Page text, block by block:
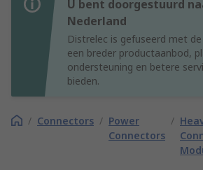
U bent doorgestuurd
Nederland
Distrelec is gefuseerd met
een breder productaanbod,
ondersteuning en betere
bieden.
/ Connectors / Power
Connectors
/